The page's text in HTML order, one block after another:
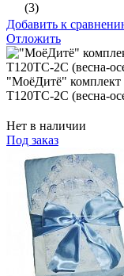
(3)
Добавить к
Отложить
"МоёДитё" комплект
Т120ТС-2С (весна-
Нет в наличии
Под заказ